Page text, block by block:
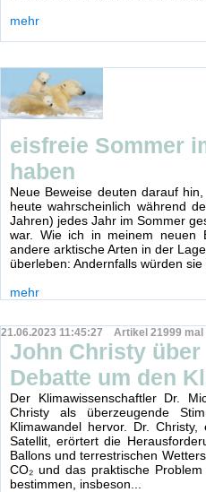
mehr
eisfreie Sommer
haben
Neue Beweise deuten darauf
heute wahrscheinlich während
Jahren) jedes Jahr im Sommer
war. Wie ich in meinem neuen
andere arktische Arten in der
überleben: Andernfalls würden
mehr
21.06.2023 11:45:27 Artikel 21999 mal
John Christy
Debatte um den
Der Klimawissenschaftler Dr.
Christy als überzeugende
Klimawandel hervor. Dr.
Satellit, erörtert die
Ballons und terrestrischen
CO₂ und das praktische
bestimmen, insbeson...